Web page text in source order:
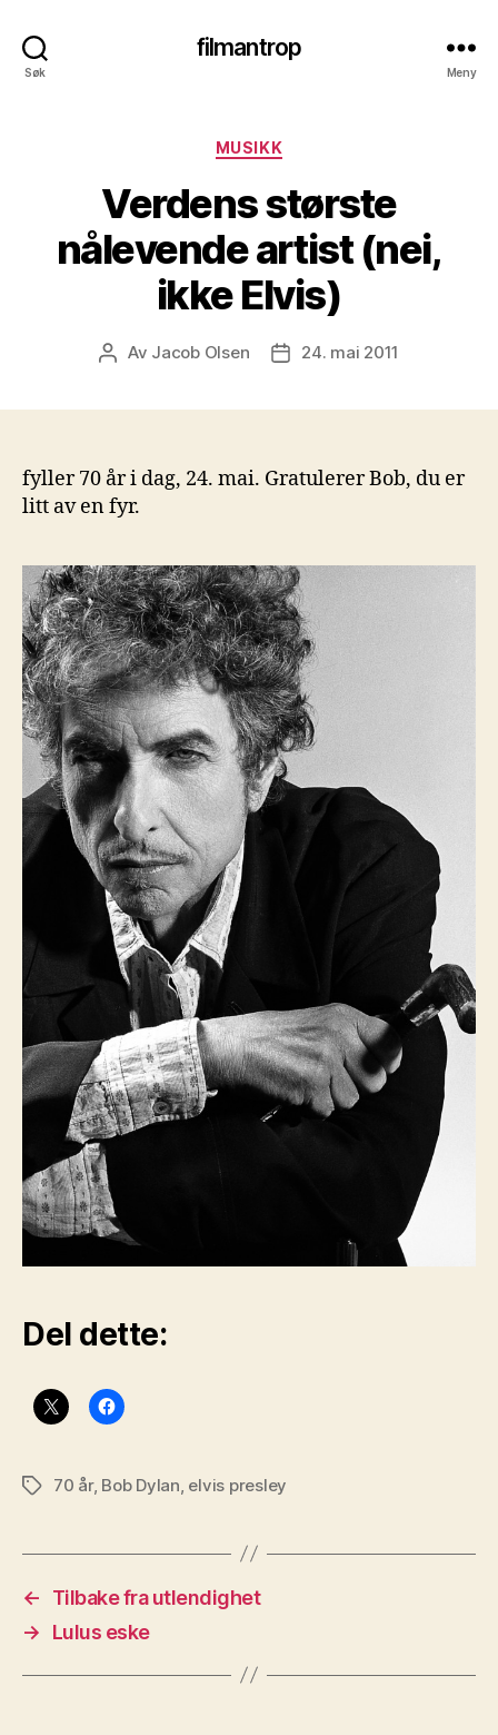
Søk
filmantrop
Meny
Kategorier
MUSIKK
Verdens største
nålevende artist (nei,
ikke Elvis)
Innleggsforfatter
Av Jacob Olsen Publiseringsdato
24. mai 2011
fyller 70 år i dag, 24. mai. Gratulerer Bob, du er
litt av en fyr.
Del dette:
Stikkord
70 år, Bob Dylan elvis presley
←
Tilbake fra utlendighet
→
Lulus eske